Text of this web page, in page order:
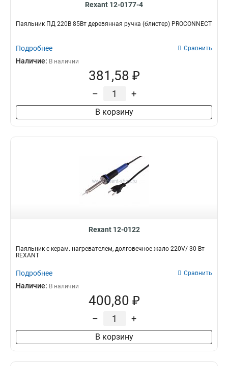
Rexant 12-0177-4
Паяльник ПД 220В 85Вт деревянная ручка (блистер) PROCONNECT
Подробнее Сравнить
Наличие: В наличии
381,58 ₽
– +
В корзину
Rexant 12-0122
Паяльник с керам. нагревателем, долговечное жало 220V/ 30 Вт
REXANT
Подробнее Сравнить
Наличие: В наличии
400,80 ₽
– +
В корзину